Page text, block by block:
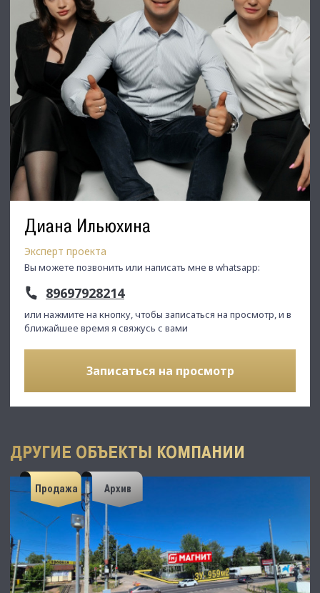
Диана Ильюхина
Эксперт проекта
Вы можете позвонить или написать мне в whatsapp:
89697928214
или нажмите на кнопку, чтобы записаться на просмотр, и в
ближайшее время я свяжусь с вами
Записаться на просмотр
⭐ Добавьте объявление в Избранное, чтобы не потерять!
С Уважением, Дмитрий.
Недвижимость Северо-Запада.
ДРУГИЕ ОБЪЕКТЫ КОМПАНИИ
Продажа Архив